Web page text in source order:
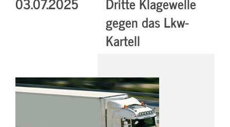
gegen das Lkw-
Kartell